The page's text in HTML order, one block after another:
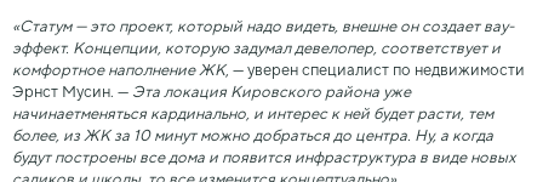
«Статум — это проект, который надо видеть, внешне он создает вау-
эффект. Концепции, которую задумал девелопер, соответствует и
комфортное наполнение ЖК, — уверен специалист по недвижимости
Эрнст Мусин. — Эта локация Кировского района уже
начинаетменяться кардинально, и интерес к ней будет расти, тем
более, из ЖК за 10 минут можно добраться до центра. Ну, а когда
будут построены все дома и появится инфраструктура в виде новых